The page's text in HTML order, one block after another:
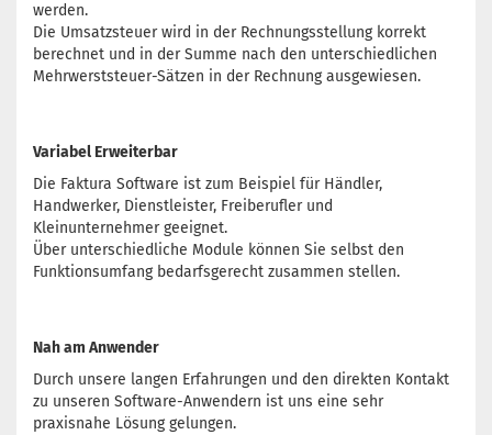
werden.
Die Umsatzsteuer wird in der Rechnungsstellung korrekt
berechnet und in der Summe nach den unterschiedlichen
Mehrwerststeuer-Sätzen in der Rechnung ausgewiesen.
Variabel Erweiterbar
Die Faktura Software ist zum Beispiel für Händler,
Handwerker, Dienstleister, Freiberufler und
Kleinunternehmer geeignet.
Über unterschiedliche Module können Sie selbst den
Funktionsumfang bedarfsgerecht zusammen stellen.
Nah am Anwender
Durch unsere langen Erfahrungen und den direkten Kontakt
zu unseren Software-Anwendern ist uns eine sehr
praxisnahe Lösung gelungen.